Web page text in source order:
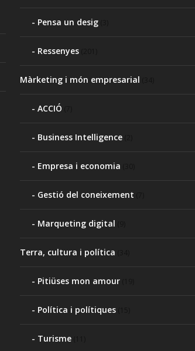
Pensa un desig
Ressenyes
Màrketing i món empresarial
ACCIÓ
Business Intelligence
Empresa i economia
Gestió del coneixement
Marqueting digital
Terra, cultura i política
Pitiüses mon amour
Política i polítiques
Turisme